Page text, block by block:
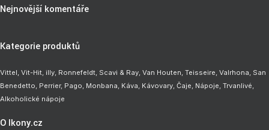
Nejnovější komentáře
Kategorie produktů
Vittel, Vit-Hit, illy, Ronnefeldt, Scavi & Ray, Van Houten, Teisseire, Valrhona, San
Benedetto, Perrier, Pago, Monbana, Káva, Kávovary, Čaje, Nápoje, Trvanlivé,
Alkoholické nápoje
O Ikony.cz